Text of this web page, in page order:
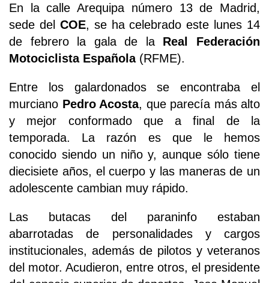
En la calle Arequipa número 13 de Madrid,
sede del COE, se ha celebrado este lunes 14
de febrero la gala de la Real Federación
Motociclista Española(RFME).
Entre los galardonados se encontraba el
murciano Pedro Acosta, que parecía más alto
y mejor conformado que a final de la
temporada. La razón es que le hemos
conocido siendo un niño y, aunque sólo tiene
diecisiete años, el cuerpo y las maneras de un
adolescente cambian muy rápido.
Las butacas del paraninfo estaban
abarrotadas de personalidades y cargos
institucionales, además de pilotos y veteranos
del motor. Acudieron, entre otros, el presidente